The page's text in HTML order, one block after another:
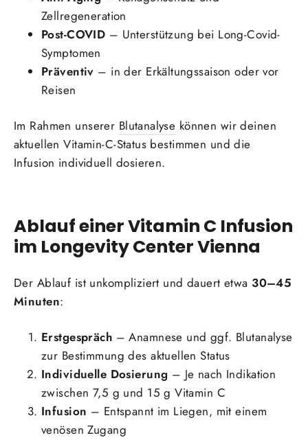
Zellregeneration
Post-COVID – Unterstützung bei Long-Covid-
Symptomen
Präventiv – in der Erkältungssaison oder vor
Reisen
Im Rahmen unserer Blutanalyse können wir deinen
aktuellen Vitamin-C-Status bestimmen und die
Infusion individuell dosieren.
Ablauf einer Vitamin C Infusion
im Longevity Center Vienna
Der Ablauf ist unkompliziert und dauert etwa 30–45
Minuten:
Erstgespräch – Anamnese und ggf. Blutanalyse
zur Bestimmung des aktuellen Status
Individuelle Dosierung – Je nach Indikation
zwischen 7,5 g und 15 g Vitamin C
Infusion – Entspannt im Liegen, mit einem
venösen Zugang